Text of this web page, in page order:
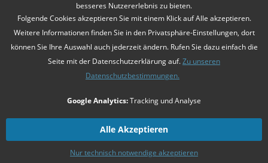
falls nicht anders beschrieben
Unsere Angebote richten sich ausschließlich an Unternehmer gemäß§14
. Wir schließen keine Verträge mit Verbrauchern gemäß
Kontakt Versandkosten Datenschutz
besseres Nutzererlebnis zu bieten.
Folgende Cookies akzeptieren Sie mit einem Klick auf Alle akzeptieren.
Weitere Informationen finden Sie in den Privatsphäre-Einstellungen, dort
können Sie Ihre Auswahl auch jederzeit ändern. Rufen Sie dazu einfach die
Seite mit der Datenschutzerklärung auf.Zu unseren
Datenschutzbestimmungen.
Google Analytics:Tracking und Analyse
Nur technisch notwendige akzeptieren
Alle Akzeptieren